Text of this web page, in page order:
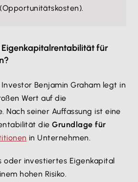
Eigenkapitalrentabilität für
Benjamin Graham legt in
Wert auf die
Nach seiner Auffassung ist eine
dieGrundlage für
in Unternehmen.
oder investiertes Eigenkapital
hohen Risiko.